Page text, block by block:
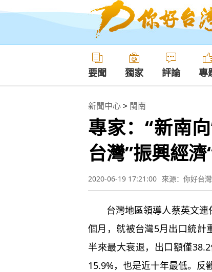
要聞 獨家 評論 專
新聞中心> 閩南
專家：“新南
台灣”振興經
2020-06-19 17:21:00 來源：你好台
台灣地區領導人蔡英文連
個月，就被台灣5月出口統計
半來最大衰退，出口額僅
15.9%，也是近十年最低。反